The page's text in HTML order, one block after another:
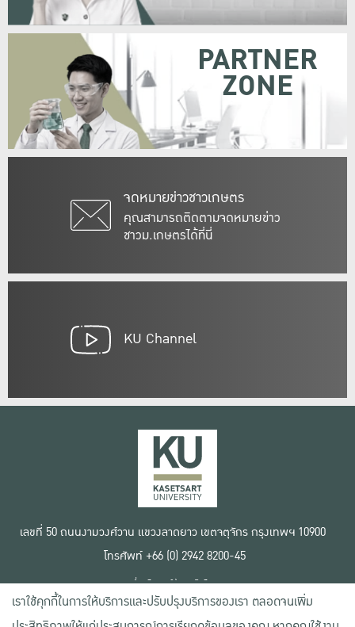
จดหมายข่าวชาวเกษตร
คุณสามารถติดตามจดหมายข่าว
ชาวม.เกษตรได้ที่นี่
PARTNER
ZONE
KU Channel
เลขที่ 50 ถนนงามวงศ์วาน แขวงลาดยาว เขตจตุจักร กรุงเทพฯ 10900
โทรศัพท์ +66 (0) 2942 8200-45
เงื่อนไขการใช้งานเว็บไซต์
ข้อตกลงด้านสิทธิ์ใช้งาน
นโยบายความเป็นส่วนตัว
เราใช้คุกกี้ในการให้บริการและปรับปรุงบริการของเรา ตลอดจนเพิ่ม